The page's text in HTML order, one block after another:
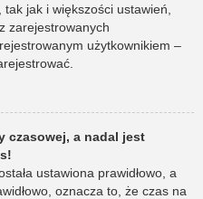
jak i większości ustawień,
zarejestrowanych
użytkownikiem –
czasowej, a nadal jest
ustawiona prawidłowo, a
oznacza to, że czas na